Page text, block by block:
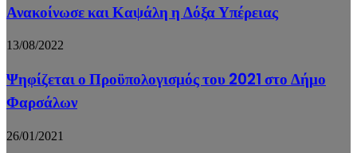
Ανακοίνωσε και Καψάλη η Δόξα Υπέρειας
13/08/2022
Ψηφίζεται ο Προϋπολογισμός του 2021 στο Δήμο
Φαρσάλων
26/01/2021